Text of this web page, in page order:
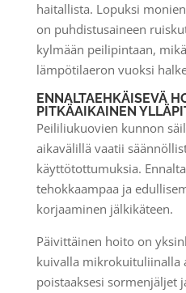
haitallista. Lopuksi
on puhdistusaineen
kylmään peilipintaan,
lämpötilaeron vuoksi
ENNALTAEHKÄISEVÄ
PITKÄAIKAINEN
Peililiukuovien kunnon
aikavälillä vaatii
käyttötottumuksia.
tehokkaampaa ja
korjaaminen jälkikäteen.
Päivittäinen hoito on
kuivalla mikrokuituliinalla
poistaaksesi sormenjäljet